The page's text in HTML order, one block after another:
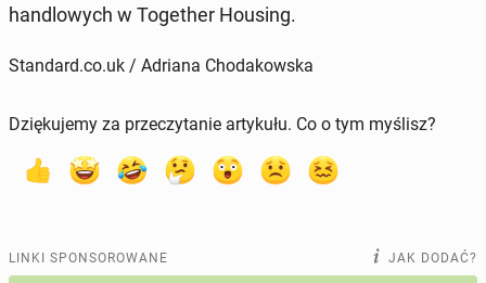
han­dlo­wych w To­ge­ther Housing.
Standard.co.uk / Adriana Chodakowska
Dziękujemy za przeczytanie artykułu. Co o tym myślisz?
LINKI SPONSOROWANE JAK DODAĆ?